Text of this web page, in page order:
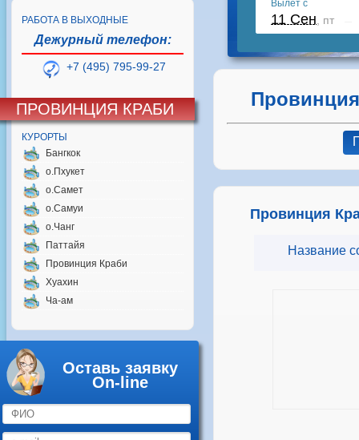
РАБОТА В ВЫХОДНЫЕ
Дежурный телефон:
+7 (495) 795-99-27
ПРОВИНЦИЯ КРАБИ
КУРОРТЫ
Бангкок
о.Пхукет
о.Самет
о.Самуи
о.Чанг
Паттайя
Провинция Краби
Хуахин
Ча-ам
Оставь заявку
On-line
Провинция
Название